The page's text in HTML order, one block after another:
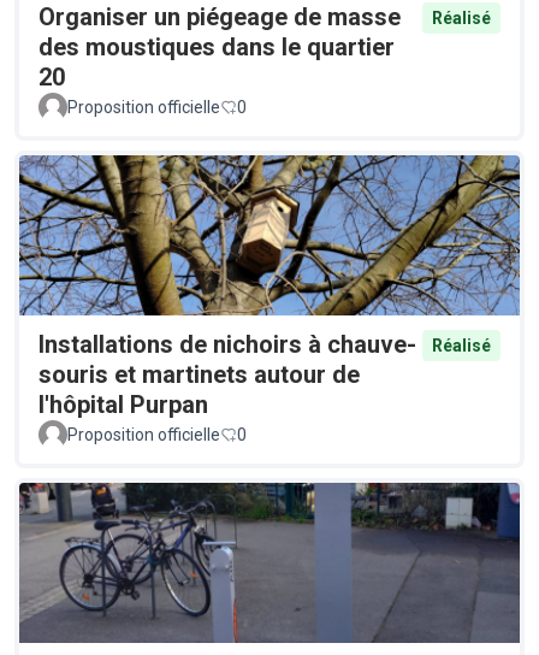
Organiser un piégeage de masse
des moustiques dans le quartier
20
Réalisé
Proposition officielle 0
Installations de nichoirs à chauve-
souris et martinets autour de
l'hôpital Purpan
Réalisé
Proposition officielle 0